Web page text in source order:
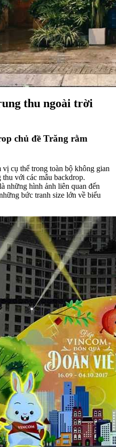
thu ngoài trời
chủ đề Trăng rằm
cụ thể trong toàn bộ không gian
với các mẫu backdrop.
những hình ảnh liên quan đến
bức tranh size lớn về biểu